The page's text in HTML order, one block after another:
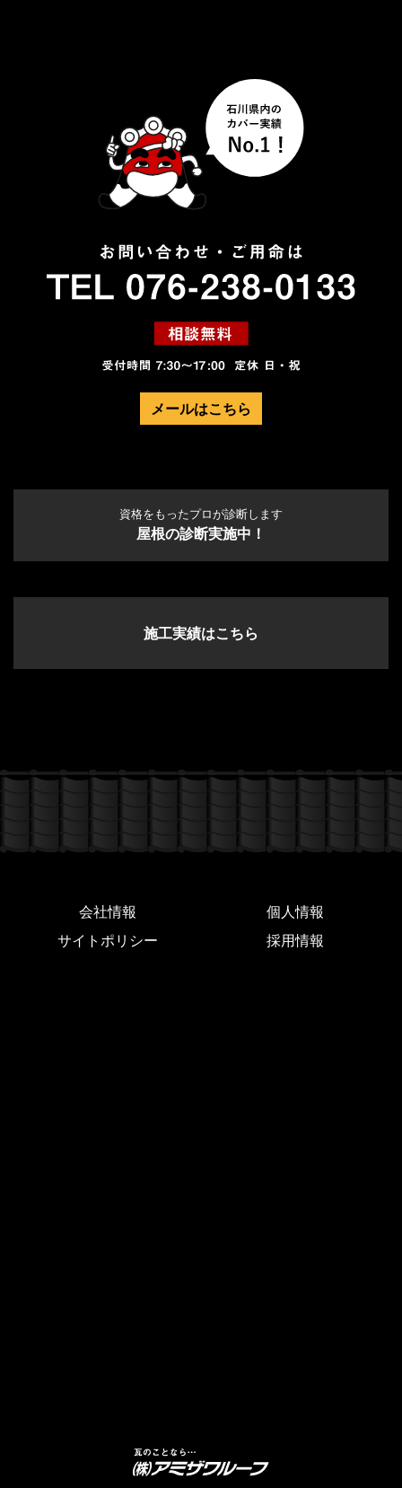
メールはこちら
資格をもったプロが診断します
屋根の診断実施中！
施工実績はこちら
会社情報
個人情報
サイトポリシー
採用情報